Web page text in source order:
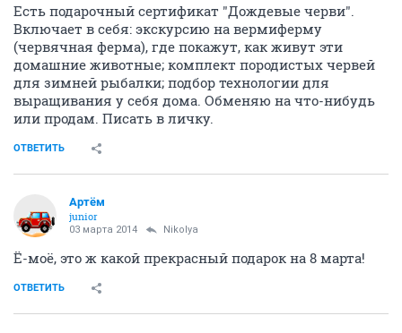
Есть подарочный сертификат "Дождевые черви".
Включает в себя: экскурсию на вермиферму
(червячная ферма), где покажут, как живут эти
домашние животные; комплект породистых червей
для зимней рыбалки; подбор технологии для
выращивания у себя дома. Обменяю на что-нибудь
или продам. Писать в личку.
ОТВЕТИТЬ
Артём
juniоr
03 марта 2014 Nikolya
Ё-моё, это ж какой прекрасный подарок на 8 марта!
ОТВЕТИТЬ